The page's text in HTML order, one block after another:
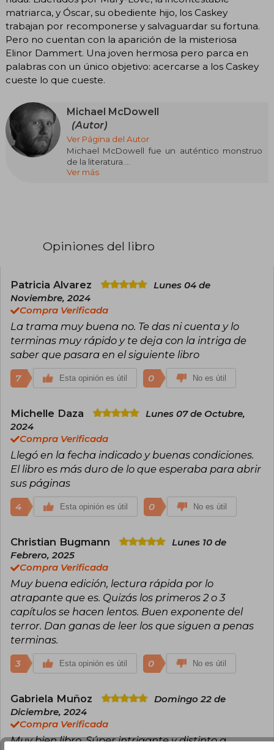
matriarca, y Óscar, su obediente hijo, los Caskey
trabajan por recomponerse y salvaguardar su fortuna.
Pero no cuentan con la aparición de la misteriosa
Elinor Dammert. Una joven hermosa pero parca en
palabras con un único objetivo: acercarse a los Caskey
cueste lo que cueste.
Michael McDowell
(Autor)
Ver Página del Autor
Michael McDowell fue un auténtico monstruo
de la literatura.
Dotado de una creatividad sin límites, escribió
caso de McDowell. Además de novelista,
Bettlejuice y Pesadilla antes de Navidad,
además de un episodio para la serie Alfred
Hitchcock presenta.
Ver más
Opiniones del libro
Patricia Alvarez
Lunes 04 de
Noviembre, 2024
Compra Verificada
La trama muy buena no. Te das ni cuenta y lo
terminas muy rápido y te deja con la intriga de
saber que pasara en el siguiente libro
7 Esta opinión es útil 0 No es útil
Michelle Daza
Lunes 07 de Octubre,
2024
Compra Verificada
Llegó en la fecha indicado y buenas condiciones.
El libro es más duro de lo que esperaba para abrir
sus páginas
4 Esta opinión es útil 0 No es útil
Christian Bugmann
Lunes 10 de
Febrero, 2025
Compra Verificada
Muy buena edición, lectura rápida por lo
atrapante que es. Quizás los primeros 2 o 3
capítulos se hacen lentos. Buen exponente del
terror. Dan ganas de leer los que siguen a penas
terminas.
3 Esta opinión es útil 0 No es útil
Gabriela Muñoz
Domingo 22 de
Diciembre, 2024
Compra Verificada
Muy bien libro. Súper intrigante y distinto a